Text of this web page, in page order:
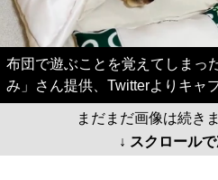
布団で遊ぶことを覚えてしまっ
み」さん提供、Twitterよりキャ
まだまだ画像は続き
↓ スクロール